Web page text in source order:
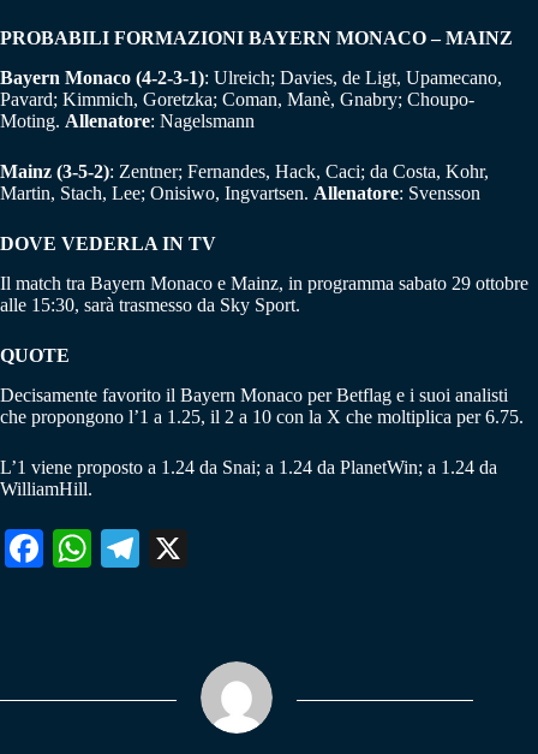
PROBABILI FORMAZIONI BAYERN MONACO – MAINZ
Bayern Monaco (4-2-3-1): Ulreich; Davies, de Ligt, Upamecano,
Pavard; Kimmich, Goretzka; Coman, Manè, Gnabry; Choupo-
Moting. Allenatore: Nagelsmann
Mainz (3-5-2): Zentner; Fernandes, Hack, Caci; da Costa, Kohr,
Martin, Stach, Lee; Onisiwo, Ingvartsen. Allenatore: Svensson
DOVE VEDERLA IN TV
Il match tra Bayern Monaco e Mainz, in programma sabato 29 ottobre
alle 15:30, sarà trasmesso da Sky Sport.
QUOTE
Decisamente favorito il Bayern Monaco per Betflag e i suoi analisti
che propongono l’1 a 1.25, il 2 a 10 con la X che moltiplica per 6.75.
L’1 viene proposto a 1.24 da Snai; a 1.24 da PlanetWin; a 1.24 da
WilliamHill.
Fa W
pp
Te
m